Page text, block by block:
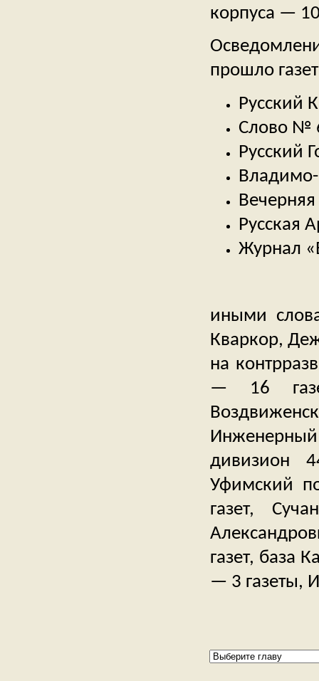
корпуса —
прошло
Русский
Слово №
Русский
Русская
Журнал
иными
Кваркор,
на
— 16
дивизион
Уфимский
газет,
газет, база
— 3 газеты,